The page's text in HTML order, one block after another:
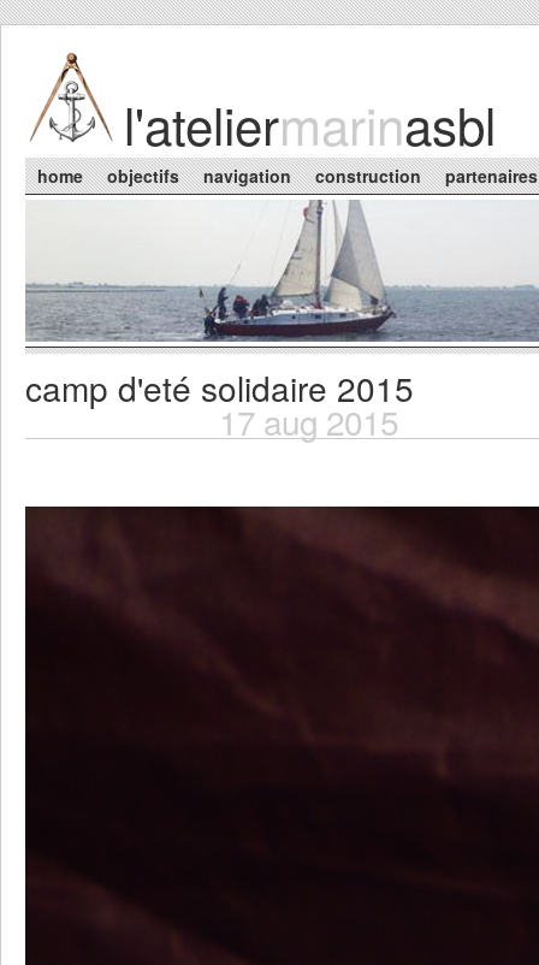
l'ateliermarinasbl
Main menu
home objectifs navigation construction partenaires
You are here
camp d'eté solidaire 2015
17 aug 2015